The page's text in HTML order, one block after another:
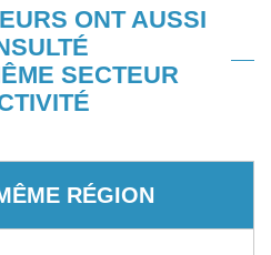
ONT AUSSI
SECTEUR
RÉGION